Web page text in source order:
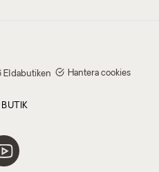
Hantera cookies